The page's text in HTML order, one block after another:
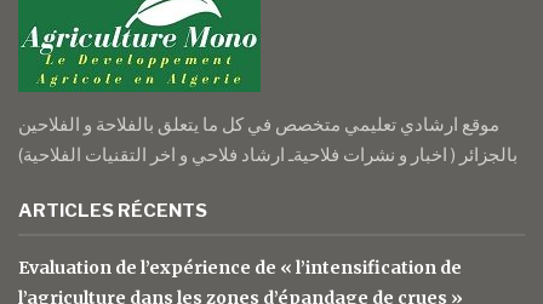
موقع ارشادي تعليمي متخصص في كل ما يتعلق بالفلاحة و الفلاحين
بالجزائر ( اخبار و نشرات فلاحيةـ ارشاد فلاحي و اخر التقنيات الفلاحية)
ARTICLES RÉCENTS
Evaluation de l’expérience de « l’intensification de
l’agriculture dans les zones d’épandage de crues »